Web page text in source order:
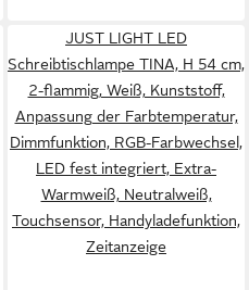
JUST LIGHT LED
Schreibtischlampe TINA, H 54 cm,
2-flammig, Weiß, Kunststoff,
Anpassung der Farbtemperatur,
Dimmfunktion, RGB-Farbwechsel,
LED fest integriert, Extra-
Warmweiß, Neutralweiß,
Touchsensor, Handyladefunktion,
Zeitanzeige